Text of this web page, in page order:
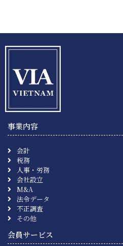
事業内容
会計
税務
人事・労務
会社設立
M&A
法令データ
不正調査
その他
会員サービス